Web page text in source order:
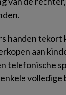
handen tekort
aan
telefonische